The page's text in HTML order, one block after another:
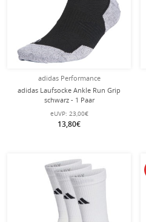
adidas Performance
adidas Laufsocke Ankle Run Grip
schwarz - 1 Paar
eUVP: 23,00€
13,80€